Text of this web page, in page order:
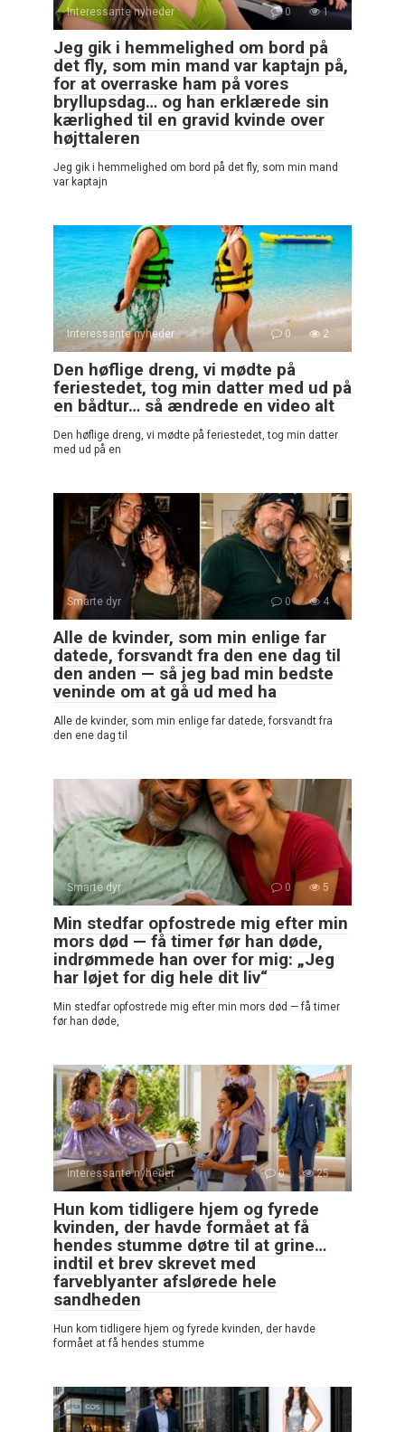
Interessante nyheder 0 1
Jeg gik i hemmelighed om bord på
det fly, som min mand var kaptajn på,
for at overraske ham på vores
bryllupsdag… og han erklærede sin
kærlighed til en gravid kvinde over
højttaleren
Jeg gik i hemmelighed om bord på det fly, som min mand
var kaptajn
Interessante nyheder 0 2
Den høflige dreng, vi mødte på
feriestedet, tog min datter med ud på
en bådtur… så ændrede en video alt
Den høflige dreng, vi mødte på feriestedet, tog min datter
med ud på en
Smarte dyr 0 4
Alle de kvinder, som min enlige far
datede, forsvandt fra den ene dag til
den anden — så jeg bad min bedste
veninde om at gå ud med ha
Alle de kvinder, som min enlige far datede, forsvandt fra
den ene dag til
Smarte dyr 0 5
Min stedfar opfostrede mig efter min
mors død — få timer før han døde,
indrømmede han over for mig: „Jeg
har løjet for dig hele dit liv“
Min stedfar opfostrede mig efter min mors død — få timer
før han døde,
Interessante nyheder 0 25
Hun kom tidligere hjem og fyrede
kvinden, der havde formået at få
hendes stumme døtre til at grine…
indtil et brev skrevet med
farveblyanter afslørede hele
sandheden
Hun kom tidligere hjem og fyrede kvinden, der havde
formået at få hendes stumme